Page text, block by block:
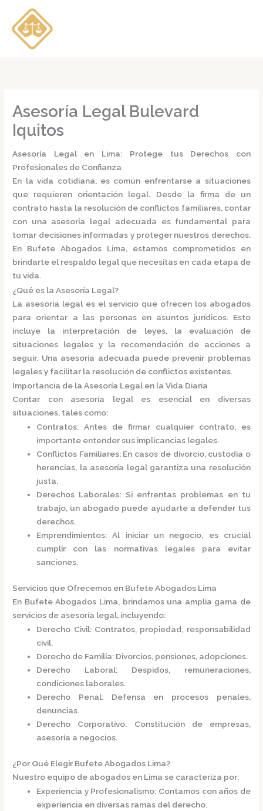
contenido
Asesoría Legal Bulevard
Iquitos
Asesoría Legal en Lima: Protege tus Derechos con
Profesionales de Confianza
En la vida cotidiana, es común enfrentarse a situaciones
que requieren orientación legal. Desde la firma de un
contrato hasta la resolución de conflictos familiares, contar
con una asesoría legal adecuada es fundamental para
tomar decisiones informadas y proteger nuestros derechos.
En Bufete Abogados Lima, estamos comprometidos en
brindarte el respaldo legal que necesitas en cada etapa de
tu vida.​
¿Qué es la Asesoría Legal?
La asesoría legal es el servicio que ofrecen los abogados
para orientar a las personas en asuntos jurídicos. Esto
incluye la interpretación de leyes, la evaluación de
situaciones legales y la recomendación de acciones a
seguir. Una asesoría adecuada puede prevenir problemas
legales y facilitar la resolución de conflictos existentes.​
Importancia de la Asesoría Legal en la Vida Diaria
Contar con asesoría legal es esencial en diversas
situaciones, tales como:​
Contratos: Antes de firmar cualquier contrato, es
importante entender sus implicancias legales.
Conflictos Familiares: En casos de divorcio, custodia o
herencias, la asesoría legal garantiza una resolución
justa.
Derechos Laborales: Si enfrentas problemas en tu
trabajo, un abogado puede ayudarte a defender tus
derechos.
Emprendimientos: Al iniciar un negocio, es crucial
cumplir con las normativas legales para evitar
sanciones.​
Servicios que Ofrecemos en Bufete Abogados Lima
En Bufete Abogados Lima, brindamos una amplia gama de
servicios de asesoría legal, incluyendo:​
Derecho Civil: Contratos, propiedad, responsabilidad
civil.
Derecho de Familia: Divorcios, pensiones, adopciones.
Derecho Laboral: Despidos, remuneraciones,
condiciones laborales.
Derecho Penal: Defensa en procesos penales,
denuncias.
Derecho Corporativo: Constitución de empresas,
asesoría a negocios.​
¿Por Qué Elegir Bufete Abogados Lima?
Nuestro equipo de abogados en Lima se caracteriza por:​
Experiencia y Profesionalismo: Contamos con años de
experiencia en diversas ramas del derecho.